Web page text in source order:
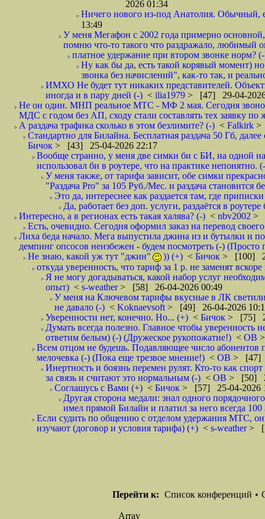
2026 01:34
Ничего нового из-под Анатолия. Обычный,
13:49
У меня Мегафон с 2002 года примерно
помню что-то такого что раздражало, любимый
платное удержание при втором звонке норм?
Ну как бы да, есть такой корявый момент)
звонка без начислений", как-то так, и
ИМХО Не будет тут никаких представителей.
иногда и в пару дней (-) < ilia1979 > [47] 29-04-
Не он один. МНП реальное МТС - МФ 2 мая. Сегодня звонок
МДС с годом без АП, сходу стали составлять тех заявку
А раздача трафика сколько в этом безлимите? (-) < Falkirk >
Стандартно для Билайна. Бесплатная раздача 50 Гб,
Бичок > [43] 25-04-2026 22:17
Вообще странно, у меня две симки би с БИ, на одной
использовал би в роутере, что на практике непонятно.
У меня также, от тарифа зависит, обе симки
"Раздача Pro" за 105 Руб./Мес. и раздача становится
Это да, интереснее как раздается там, где
Да, работает без доп. услуги, раздаётся в
Интересно, а в регионах есть такая халява? (-) < nbv2002 >
Есть, очевидно. Сегодня оформил заказ на перевод
Лиха беда начало. Мега выпустила джина из и бутылки и
демпинг опсосов неизбежен - будем посмотреть (-) (Просто
Не знаю, какой уж тут "джин"
)) (+) < Бичок > [100]
откуда уверенность, что тариф за 1 р. не заменят
Я не могу догадываться, какой набор услуг
опыт) < s-weather> [58] 26-04-2026 00:49
У меня на Ключевом тарифы вкусные в ЛК
не давало (-) < Koknaevsoft > [49] 26-04-2026
Уверенности нет, конечно. Но... (+) < Бичок > [75]
Думать всегда полезно. Главное чтобы уверенность
ответим белым) (-) (Дружеское рукопожатие!) < ОВ
Всем отцом не будешь. Подавляющее число
мелочевка (-) (Пока еще трезвое мнение!) < ОВ > [47]
Инертность и боязнь перемен рулят. Кто-то как
за связь и считают это нормальным (-) < ОВ > [50]
Соглашусь с Вами (+) < Бичок > [57] 25-04-2026
Другая сторона медали: знал одного
имел прямой Билайн и платил за него всегда
Если судить по общению с отделом удержания МТС,
изучают (договор и условия тарифа) (+) < s-weather>
Перейти к: Список конференций •
Array